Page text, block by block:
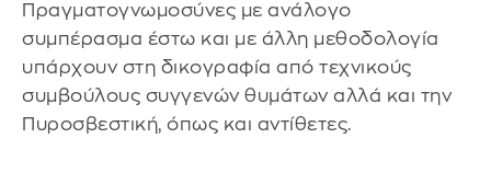
Πραγματογνωμοσύνες με ανάλογο
συμπέρασμα έστω και με άλλη μεθοδολογία
υπάρχουν στη δικογραφία από τεχνικούς
συμβούλους συγγενών θυμάτων αλλά και την
Πυροσβεστική, όπως και αντίθετες.